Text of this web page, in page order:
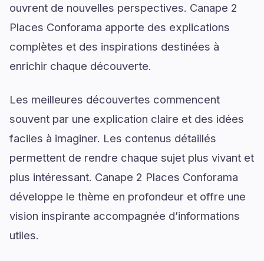
ouvrent de nouvelles perspectives. Canape 2
Places Conforama apporte des explications
complètes et des inspirations destinées à
enrichir chaque découverte.
Les meilleures découvertes commencent
souvent par une explication claire et des idées
faciles à imaginer. Les contenus détaillés
permettent de rendre chaque sujet plus vivant et
plus intéressant. Canape 2 Places Conforama
développe le thème en profondeur et offre une
vision inspirante accompagnée d’informations
utiles.